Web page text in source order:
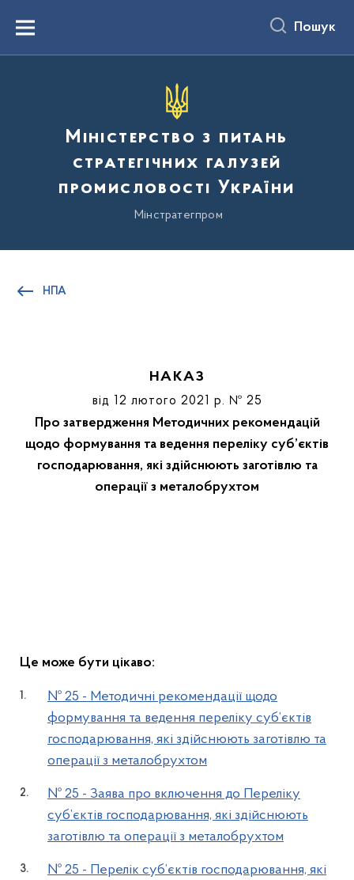
вмістуMenu Пошук
Міністерство з питань
стратегічних галузей
промисловості України
Мінстратегпром
НПА
НАКАЗ
від 12 лютого 2021 р. № 25
Про затвердження Методичних рекомендацій
щодо формування та ведення переліку суб’єктів
господарювання, які здійснюють заготівлю та
операції з металобрухтом
Це може бути цікаво:
№ 25 - Методичні рекомендації щодо
формування та ведення переліку суб’єктів
господарювання, які здійснюють заготівлю та
операції з металобрухтом
№ 25 - Заява про включення до Переліку
суб’єктів господарювання, які здійснюють
заготівлю та операції з металобрухтом
№ 25 - Перелік суб’єктів господарювання, які